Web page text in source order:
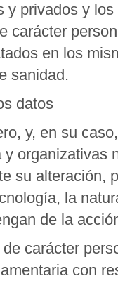
y privados y
carácter
en los
sanidad.
datos
y, en su
organizativas
su alteración,
la
de la
carácter
con